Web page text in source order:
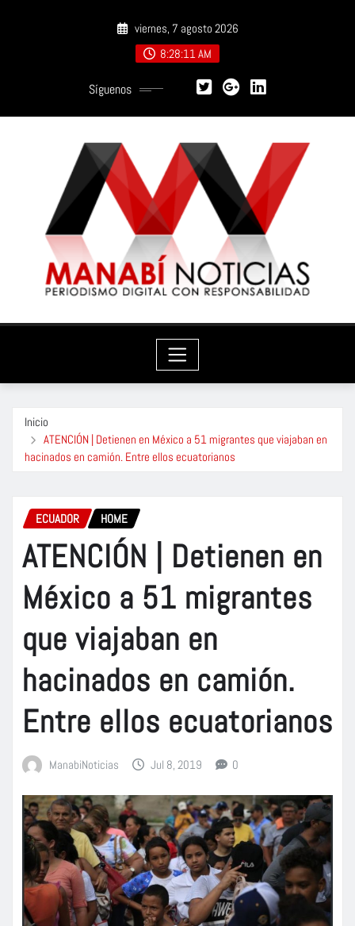
viernes, 7 agosto 2026
8:28:13 AM
Síguenos
Inicio
ATENCIÓN | Detienen en México a 51 migrantes que viajaban en
hacinados en camión. Entre ellos ecuatorianos
ECUADOR HOME
ATENCIÓN | Detienen en
México a 51 migrantes
que viajaban en
hacinados en camión.
Entre ellos ecuatorianos
ManabiNoticias Jul 8, 2019 0